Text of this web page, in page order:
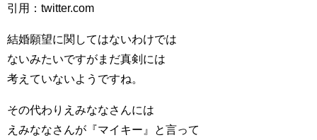
引用：twitter.com
結婚願望に関してはないわけでは
ないみたいですがまだ真剣には
考えていないようですね。
その代わりえみななさんには
えみななさんが『マイキー』と言って